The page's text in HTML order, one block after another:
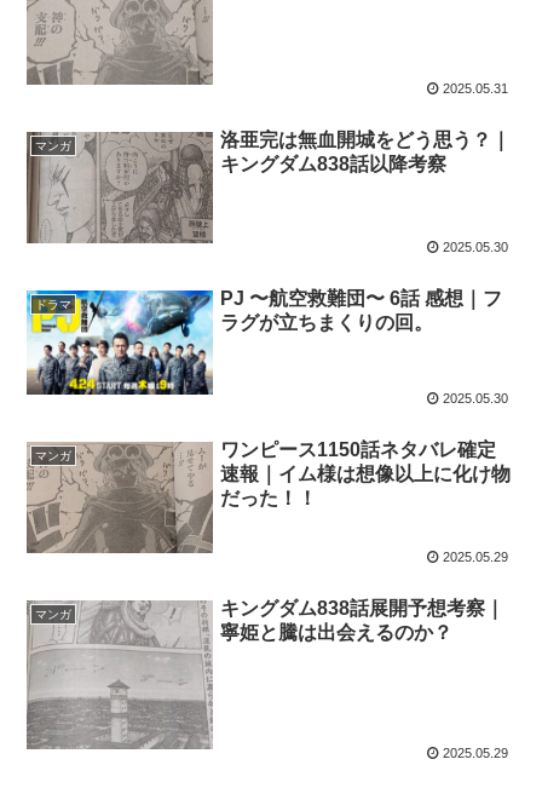
2025.05.31
マンガ
洛亜完は無血開城をどう思う？｜
キングダム838話以降考察
2025.05.30
ドラマ
PJ 〜航空救難団〜 6話 感想｜フ
ラグが立ちまくりの回。
2025.05.30
マンガ
ワンピース1150話ネタバレ確定
速報｜イム様は想像以上に化け物
だった！！
2025.05.29
マンガ
キングダム838話展開予想考察｜
寧姫と騰は出会えるのか？
2025.05.29